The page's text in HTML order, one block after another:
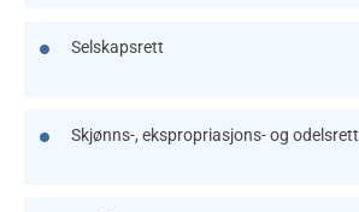
Selskapsrett
Skjønns-, ekspropriasjons- og odelsrett